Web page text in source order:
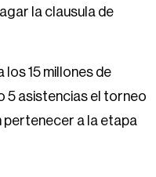
la clausula de
15 millones de
5 asistencias el torneo
pertenecer a la etapa